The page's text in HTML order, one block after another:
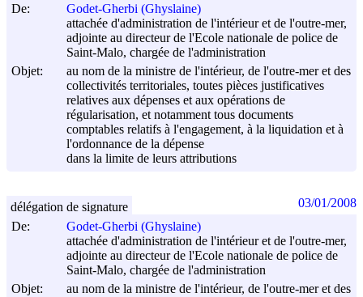
De:
Godet-Gherbi (Ghyslaine)
attachée d'administration de l'intérieur et de l'outre-mer,
adjointe au directeur de l'Ecole nationale de police de
Saint-Malo, chargée de l'administration
Objet:
au nom de la ministre de l'intérieur, de l'outre-mer et des
collectivités territoriales, toutes pièces justificatives
relatives aux dépenses et aux opérations de
régularisation, et notamment tous documents
comptables relatifs à l'engagement, à la liquidation et à
l'ordonnance de la dépense
dans la limite de leurs attributions
De:
Godet-Gherbi (Ghyslaine)
attachée d'administration de l'intérieur et de l'outre-mer,
adjointe au directeur de l'Ecole nationale de police de
Saint-Malo, chargée de l'administration
Objet:
au nom de la ministre de l'intérieur, de l'outre-mer et des
délégation de signature 03/01/2008